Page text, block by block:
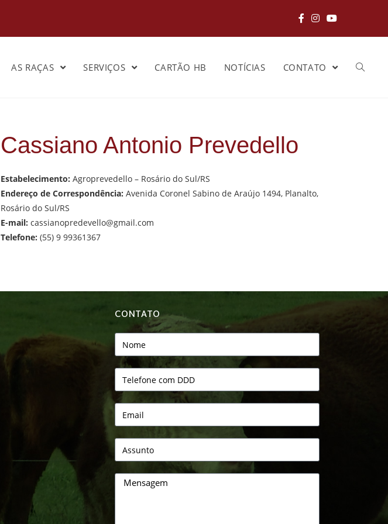
AS RAÇAS SERVIÇOS CARTÃO HB NOTÍCIAS CONTATO
Cassiano Antonio Prevedello
Estabelecimento: Agroprevedello – Rosário do Sul/RS
Endereço de Correspondência: Avenida Coronel Sabino de Araújo 1494, Planalto,
Rosário do Sul/RS
E-mail: cassianopredevello@gmail.com
Telefone: (55) 9 99361367
CONTATO